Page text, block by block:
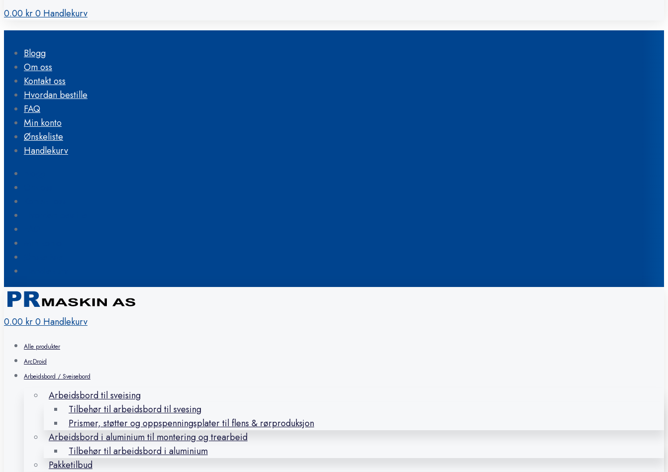
0.00kr0Handlekurv
Blogg
Om oss
Kontakt oss
Hvordan bestille
FAQ
Min konto
Ønskeliste
Handlekurv
0.00 kr0 Handlekurv
Alle produkter
ArcDroid
Arbeidsbord / Sveisebord
Arbeidsbord til sveising
Tilbehør til arbeidsbord til svesing
Prismer, støtter og oppspenningsplater til flens & rørproduksjon
Arbeidsbord i aluminium til montering og trearbeid
Tilbehør til arbeidsbord i aluminium
Pakketilbud